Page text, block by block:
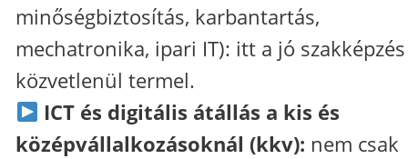
minőségbiztosítás, karbantartás,
mechatronika, ipari IT): itt a jó szakképzés
közvetlenül termel.
ICT és digitális átállás a kis és
középvállalkozásoknál (kkv): nem csak